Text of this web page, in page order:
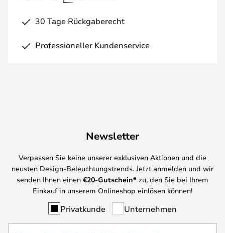
30 Tage Rückgaberecht
Professioneller Kundenservice
Newsletter
Verpassen Sie keine unserer exklusiven Aktionen und die
neusten Design-Beleuchtungstrends. Jetzt anmelden und wir
senden Ihnen einen €20-Gutschein* zu, den Sie bei Ihrem
Einkauf in unserem Onlineshop einlösen können!
Privatkunde Unternehmen